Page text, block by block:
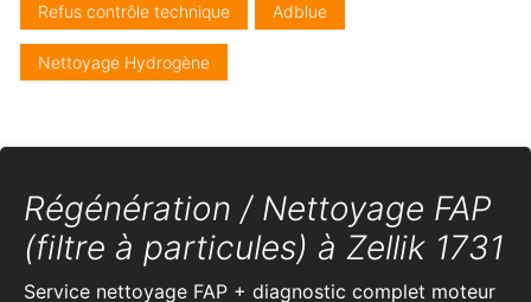
Refus contrôle technique Adblue
Nettoyage Hydrogène
Régénération / Nettoyage FAP
(filtre à particules) à Zellik 1731
Service nettoyage FAP + diagnostic complet moteur